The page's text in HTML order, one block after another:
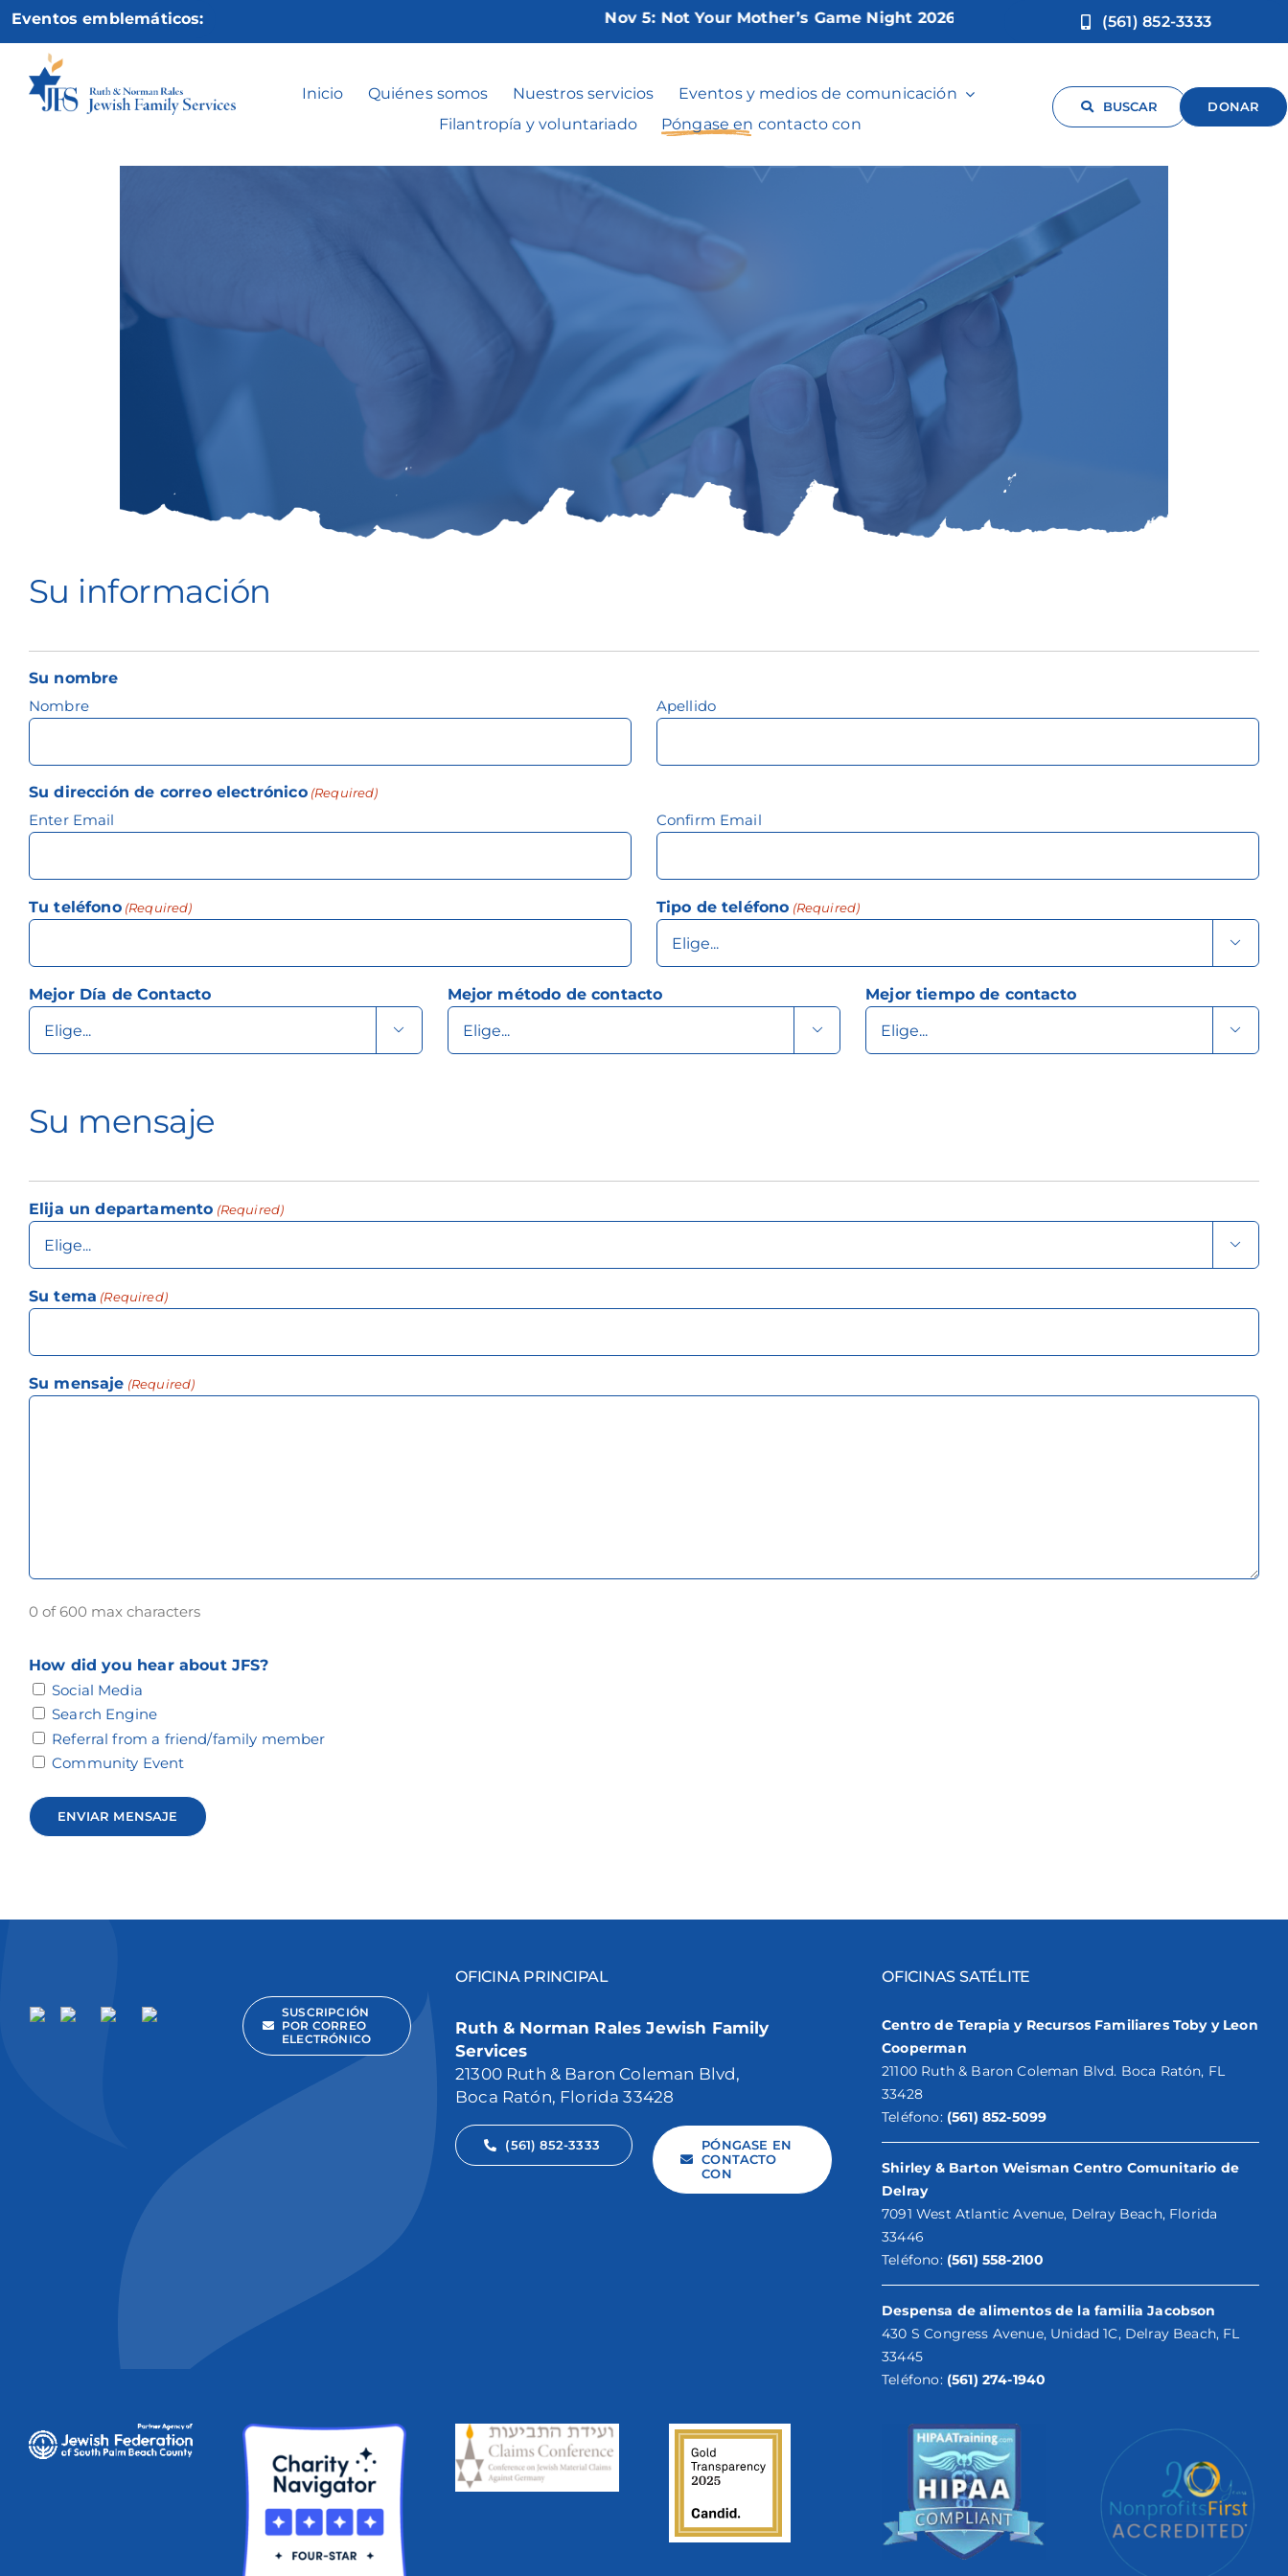
contenido
Eventos emblemáticos: Nov 5:Not Your Mother’s Game Night 2026! (561) 852-3333
Inicio Quiénes somos Nuestros servicios
Eventos y medios de comunicación
Filantropía y voluntariado
Póngase en contacto con
BUSCAR DONAR
Su información
Su nombre
Nombre
Apellido
Su dirección de correo electrónico (Required)
Enter Email Confirm Email
Tu teléfono (Required) Tipo de teléfono (Required)

Mejor Día de Contacto

Mejor método de contacto

Mejor tiempo de contacto

Su mensaje
Elija un departamento (Required)

Su tema (Required)
Su mensaje (Required)
0 of 600 max characters
How did you hear about JFS?
Social Media
Search Engine
Referral from a friend/family member
Community Event
SUSCRIPCIÓN
POR CORREO
ELECTRÓNICO
OFICINA PRINCIPAL
Ruth & Norman Rales Jewish Family
Services
21300 Ruth & Baron Coleman Blvd,
Boca Ratón, Florida 33428
(561) 852-3333
PÓNGASE EN
CONTACTO
CON
OFICINAS SATÉLITE
Centro de Terapia y Recursos Familiares Toby y Leon
Cooperman
21100 Ruth & Baron Coleman Blvd. Boca Ratón, FL
33428
Teléfono: (561) 852-5099
Shirley & Barton Weisman Centro Comunitario de
Delray
7091 West Atlantic Avenue, Delray Beach, Florida
33446
Teléfono: (561) 558-2100
Despensa de alimentos de la familia Jacobson
430 S Congress Avenue, Unidad 1C, Delray Beach, FL
33445
Teléfono: (561) 274-1940